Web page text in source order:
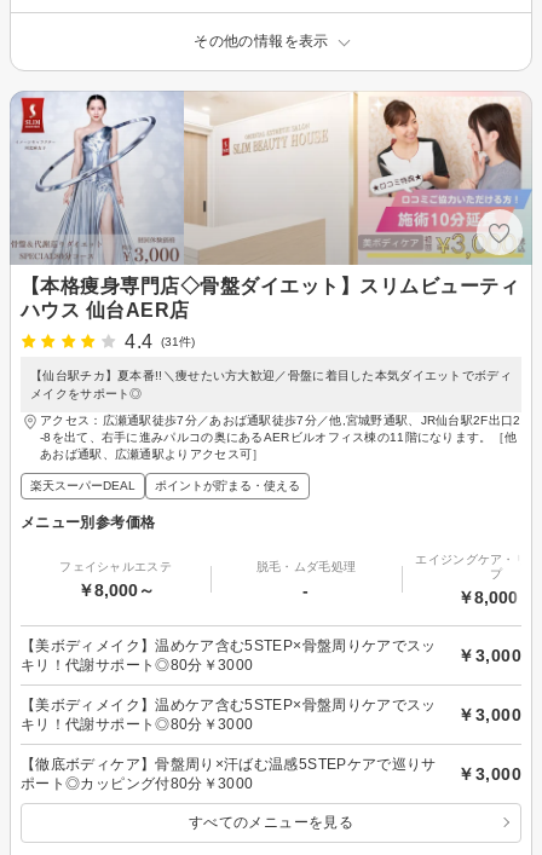
その他の情報を表示
【本格痩身専門店◇骨盤ダイエット】スリムビューティ
ハウス 仙台AER店
4.4
(31件)
【仙台駅チカ】夏本番!!＼痩せたい方大歓迎／骨盤に着目した本気ダイエットでボディ
メイクをサポート◎
アクセス：広瀬通駅徒歩7分／あおば通駅徒歩7分／他,宮城野通駅、JR仙台駅2F出口2
-8を出て、右手に進みパルコの奥にあるAERビルオフィス棟の11階になります。［他
あおば通駅、広瀬通駅よりアクセス可］
楽天スーパーDEAL ポイントが貯まる・使える
メニュー別参考価格
フェイシャルエステ
￥8,000～
脱毛・ムダ毛処理
-
エイジングケア・リ
プ
￥8,000～
【美ボディメイク】温めケア含む5STEP×骨盤周りケアでスッ
キリ！代謝サポート◎80分￥3000
￥3,000
【美ボディメイク】温めケア含む5STEP×骨盤周りケアでスッ
キリ！代謝サポート◎80分￥3000
￥3,000
【徹底ボディケア】骨盤周り×汗ばむ温感5STEPケアで巡りサ
ポート◎カッピング付80分￥3000
￥3,000
すべてのメニューを見る